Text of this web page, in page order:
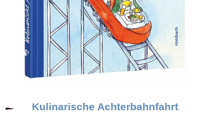
Kulinarische Achterbahnfahrt